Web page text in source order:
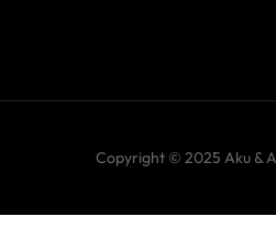
Copyright © 2025 Aku &